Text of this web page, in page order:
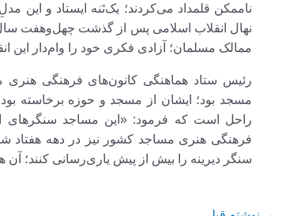
ناممکن قلمداد می‌کردند؛ یک‌تَنه ایستاد و این
نهال انقلاب اسلامی پس از گذشت چهل‌وهفت
ممالک مسلمان؛ آزادی فکری خود را وام‌دار این
رئیس ستاد هماهنگی کانون‌های فرهنگی هنری
مسجد بود؛ ایشان از مسجد و حوزه برخاسته بود
راحل است که فرمود: «این مساجد سنگرهای
فرهنگی هنری مساجد کشور نیز در دهه هفتاد
سنگر دیرینه را بیش از پیش یاری‌رسانی کنند؛ آن